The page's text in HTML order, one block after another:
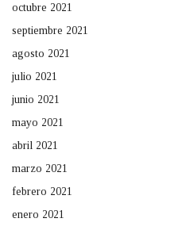
octubre 2021
septiembre 2021
agosto 2021
julio 2021
junio 2021
mayo 2021
abril 2021
marzo 2021
febrero 2021
enero 2021